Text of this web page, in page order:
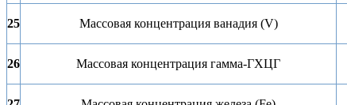
25 Массовая концентрация ванадия (V)
26 Массовая концентрация гамма-ГХЦГ